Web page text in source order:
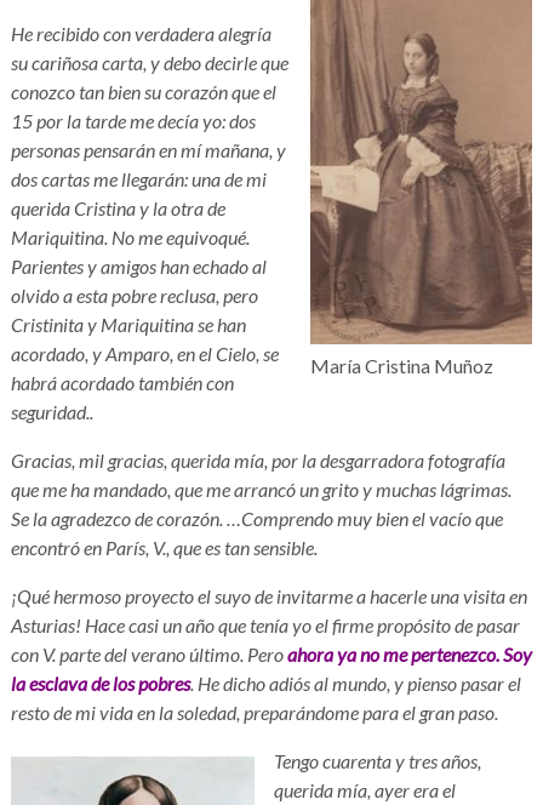
María Cristina Muñoz
He recibido con verdadera alegría
su cariñosa carta, y debo decirle que
conozco tan bien su corazón que el
15 por la tarde me decía yo: dos
personas pensarán en mí mañana, y
dos cartas me llegarán: una de mi
querida Cristina y la otra de
Mariquitina. No me equivoqué.
Parientes y amigos han echado al
olvido a esta pobre reclusa, pero
Cristinita y Mariquitina se han
acordado, y Amparo, en el Cielo, se
habrá acordado también con
seguridad..
Gracias, mil gracias, querida mía, por la desgarradora fotografía
que me ha mandado, que me arrancó un grito y muchas lágrimas.
Se la agradezco de corazón. …Comprendo muy bien el vacío que
encontró en París, V., que es tan sensible.
¡Qué hermoso proyecto el suyo de invitarme a hacerle una visita en
Asturias! Hace casi un año que tenía yo el firme propósito de pasar
con V. parte del verano último. Peroahora ya no me pertenezco. Soy
la esclava de los pobres. He dicho adiós al mundo, y pienso pasar el
resto de mi vida en la soledad, preparándome para el gran paso.
Tengo cuarenta y tres años,
querida mía, ayer era el